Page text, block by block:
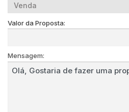
Valor da Proposta:
Mensagem: